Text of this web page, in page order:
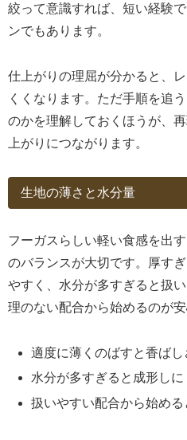
絞って意識すれば、短い経験
ンでもあります。
仕上がりの理屈が分かると、
くくなります。ただ手順を追
のかを理解しておくほうが、
上がりにつながります。
生地の薄さと水分量
フーガスらしい軽い食感を出
のバランスが大切です。厚す
やすく、水分が多すぎると扱
理のない配合から始めるのが安
適度に薄くのばすと香ば
水分が多すぎると成形し
扱いやすい配合から始め